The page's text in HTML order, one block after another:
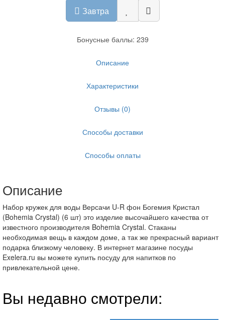
Завтра
Бонусные баллы: 239
Описание
Характеристики
Отзывы (0)
Способы доставки
Способы оплаты
Описание
Набор кружек для воды Версачи U-R фон Богемия Кристал
(Bohemia Crystal) (6 шт) это изделие высочайшего качества от
известного производителя Bohemia Crystal. Стаканы
необходимая вещь в каждом доме, а так же прекрасный вариант
подарка близкому человеку. В интернет магазине посуды
Exelera.ru вы можете купить посуду для напитков по
привлекательной цене.
Вы недавно смотрели: